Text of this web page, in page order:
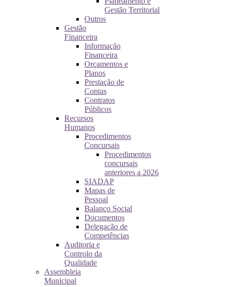
Gestão Territorial
Outros
Gestão
Financeira
Informação
Financeira
Orçamentos e
Planos
Prestação de
Contas
Contratos
Públicos
Recursos
Humanos
Procedimentos
Concursais
Procedimentos
concursais
anteriores a 2026
SIADAP
Mapas de
Pessoal
Balanço Social
Documentos
Delegação de
Competências
Auditoria e
Controlo da
Qualidade
Assembleia
Municipal